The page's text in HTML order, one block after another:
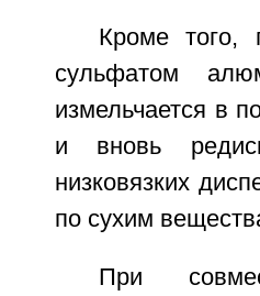
Кроме того,
сульфатом
измельчается в
и вновь
низковязких
по сухим
При